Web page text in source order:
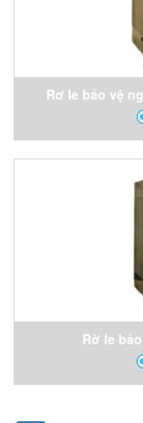
Rơ le bảo vệ
Rờ le